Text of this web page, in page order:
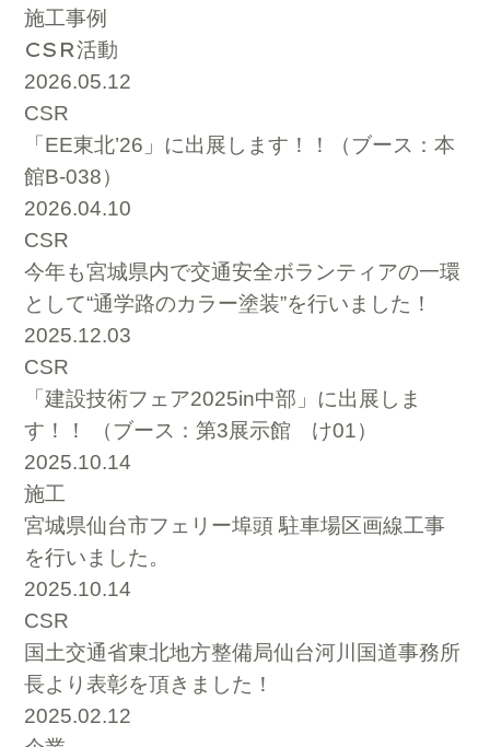
施工事例
CSR活動
2026.05.12
CSR
「EE東北’26」に出展します！！（ブース：本
館B-038）
2026.04.10
CSR
今年も宮城県内で交通安全ボランティアの一環
として“通学路のカラー塗装”を行いました！
2025.12.03
CSR
「建設技術フェア2025in中部」に出展しま
す！！ （ブース：第3展示館 け01）
2025.10.14
施工
宮城県仙台市フェリー埠頭 駐車場区画線工事
を行いました。
2025.10.14
CSR
国土交通省東北地方整備局仙台河川国道事務所
長より表彰を頂きました！
2025.02.12